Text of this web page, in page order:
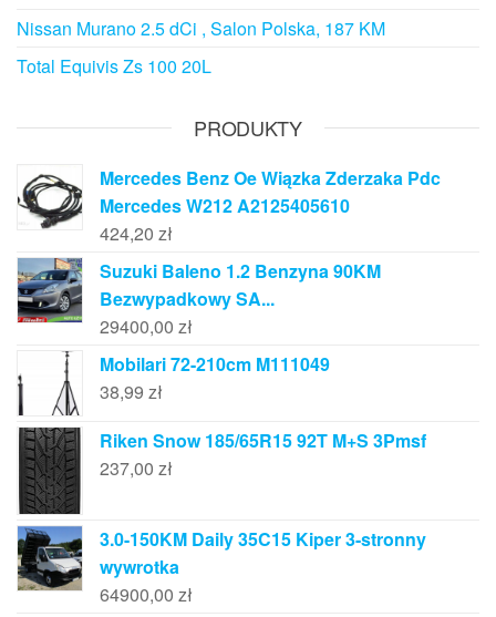
Nissan Murano 2.5 dCi , Salon Polska, 187 KM
Total Equivis Zs 100 20L
PRODUKTY
Mercedes Benz Oe Wiązka Zderzaka Pdc
Mercedes W212 A2125405610
424,20 zł
Suzuki Baleno 1.2 Benzyna 90KM
Bezwypadkowy SA...
29400,00 zł
Mobilari 72-210cm M111049
38,99 zł
Riken Snow 185/65R15 92T M+S 3Pmsf
237,00 zł
3.0-150KM Daily 35C15 Kiper 3-stronny
wywrotka
64900,00 zł